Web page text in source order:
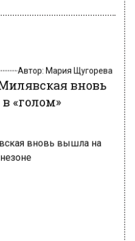
вновь
«голом»